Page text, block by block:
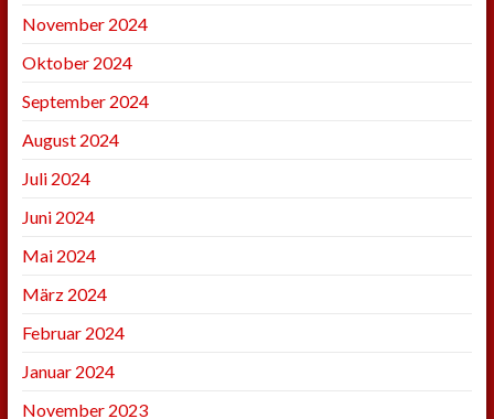
November 2024
Oktober 2024
September 2024
August 2024
Juli 2024
Juni 2024
Mai 2024
März 2024
Februar 2024
Januar 2024
November 2023